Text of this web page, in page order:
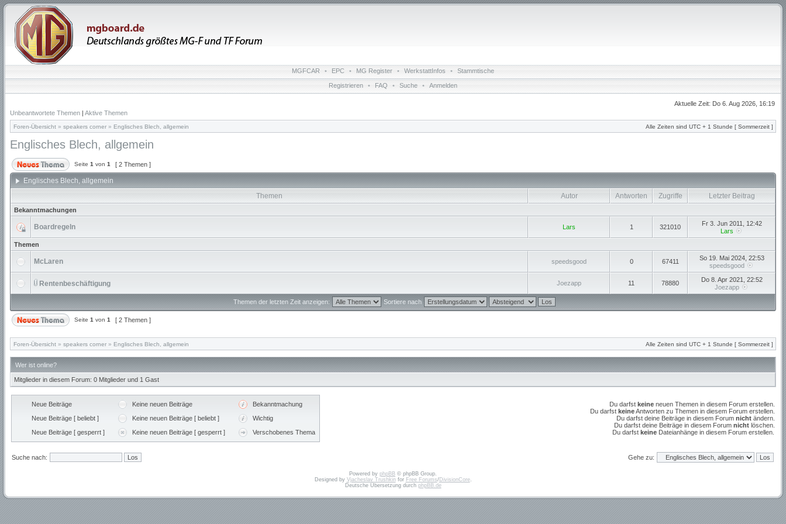
MGFCAR • EPC • MG Register • WerkstattInfos • Stammtische
Registrieren • FAQ • Suche • Anmelden
Aktuelle Zeit: Do 6. Aug 2026, 16:19
Unbeantwortete Themen | Aktive Themen
Foren-Übersicht » speakers corner » Englisches Blech, allgemein Alle Zeiten sind UTC + 1 Stunde [ Sommerzeit ]
Englisches Blech, allgemein
Seite 1 von 1 [ 2 Themen ]
Englisches Blech, allgemein
Themen
Autor Antworten Zugriffe Letzter Beitrag
Bekanntmachungen
Boardregeln Lars 1 321010
Fr 3. Jun 2011, 12:42
Lars
Themen
McLaren speedsgood 0 67411
So 19. Mai 2024, 22:53
speedsgood
Rentenbeschäftigung Joezapp 11 78880
Do 8. Apr 2021, 22:52
Joezapp
Themen der letzten Zeit anzeigen: Sortiere nach
Seite 1 von 1 [ 2 Themen ]
Foren-Übersicht » speakers corner » Englisches Blech, allgemein Alle Zeiten sind UTC + 1 Stunde [ Sommerzeit ]
Wer ist online?
Mitglieder in diesem Forum: 0 Mitglieder und 1 Gast
Neue Beiträge Keine neuen Beiträge
Bekanntmachung
Neue Beiträge [ beliebt ]
Keine neuen Beiträge [ beliebt ]
Wichtig
Neue Beiträge [ gesperrt ]
Keine neuen Beiträge [ gesperrt ] Verschobenes Thema
Du darfst keine neuen Themen in diesem Forum erstellen.
Du darfst keineAntworten zu Themen in diesem Forum erstellen.
Du darfst deine Beiträge in diesem Forum nicht ändern.
Du darfst deine Beiträge in diesem Forum nicht löschen.
Du darfst keine Dateianhänge in diesem Forum erstellen.
Suche nach: Gehe zu:
Powered by phpBB © phpBB Group.
Designed by Vjacheslav Trushkinfor Free Forums/DivisionCore.
Deutsche Übersetzung durch phpBB.de